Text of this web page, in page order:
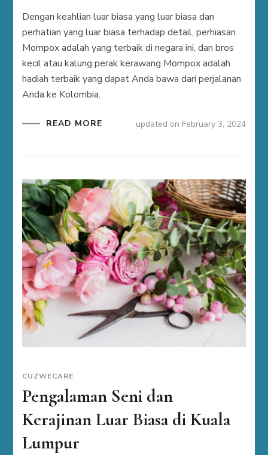
Dengan keahlian luar biasa yang luar biasa dan
perhatian yang luar biasa terhadap detail, perhiasan
Mompox adalah yang terbaik di negara ini, dan bros
kecil atau kalung perak kerawang Mompox adalah
hadiah terbaik yang dapat Anda bawa dari perjalanan
Anda ke Kolombia.
READ MORE updated on February 3, 2024
CUZWECARE
Pengalaman Seni dan
Kerajinan Luar Biasa di Kuala
Lumpur